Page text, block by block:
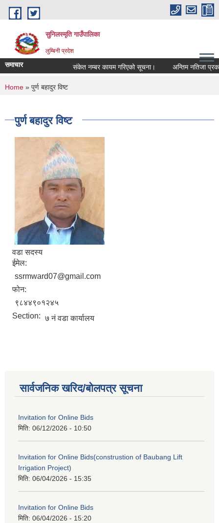
Skip to main content
सुनिलस्मृति गाउँपालिका
लुम्बिनी प्रदेश
समाचार संकेत नम्बर कायम गरिएको सूचना। अन्तिम नतिजा
You are here
Home » पुर्ण बहादुर विष्ट
पुर्ण बहादुर विष्ट
वडा सदस्य
ईमेल:
ssrmward07@gmail.com
फोन:
९८४४९०१२४५
Section: ७ नं वडा कार्यालय
सार्वजनिक खरिद/बोलपत्र सूचना
Invitation for Online Bids
मिति: 06/12/2026 - 10:50
Invitation for Online Bids(construstion of Baubang Lift
Irrigation Project)
मिति: 06/04/2026 - 15:35
Invitation for Online Bids
मिति: 06/04/2026 - 15:20